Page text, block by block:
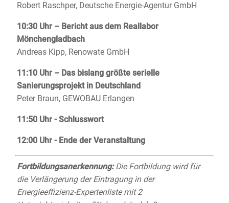
Robert Raschper, Deutsche Energie-Agentur GmbH
10:30 Uhr – Bericht aus dem Reallabor
Mönchengladbach
Andreas Kipp, Renowate GmbH
11:10 Uhr – Das bislang größte serielle
Sanierungsprojekt in Deutschland
Peter Braun, GEWOBAU Erlangen
11:50 Uhr - Schlusswort
12:00 Uhr - Ende der Veranstaltung
Fortbildungsanerkennung:Die Fortbildung wird für
die Verlängerung der Eintragung in der
Energieeffizienz-Expertenliste mit 2